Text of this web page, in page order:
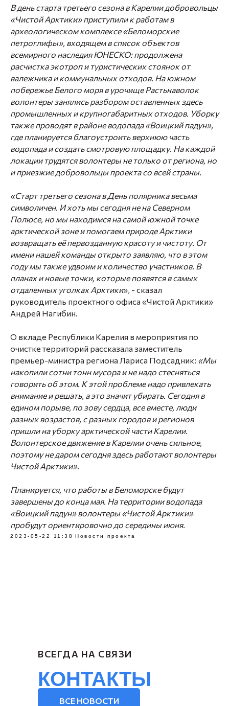
В день старта третьего сезона в Карелии добровольцы
«Чистой Арктики» приступили к работам в
археологическом комплексе «Беломорские
петроглифы», входящем в список объектов
всемирного наследия ЮНЕСКО: продолжена
расчистка экотроп и туристических стоянок от
валежника и коммунальных отходов. На южном
побережье Белого моря в урочище Растьнаволок
волонтеры занялись разбором оставленных здесь
промышленных и крупногабаритных отходов. Уборку
также проводят в районе водопада «Воицкий падун»,
где планируется благоустроить верхнюю часть
водопада и создать смотровую площадку. На каждой
локации трудятся волонтеры не только от региона, но
и приезжие добровольцы проекта со всей страны.
«Старт третьего сезона в День полярника весьма
символичен. И хоть мы сегодня не на Северном
Полюсе, но мы находимся на самой южной точке
арктической зоне и помогаем природе Арктики
возвращать её первозданную красоту и чистоту. От
имени нашей команды открыто заявляю, что в этом
году мы также удвоим и количество участников. В
планах и новые точки, которые появятся в самых
отдаленных уголках Арктики», - сказал
руководитель проектного офиса «Чистой Арктики»
Андрей Нагибин.
О вкладе Республики Карелия в мероприятия по
очистке территорий рассказала заместитель
премьер-министра региона Лариса Подсадник: «Мы
накопили сотни тонн мусора и не надо стесняться
говорить об этом. К этой проблеме надо привлекать
внимание и решать, а это значит убирать. Сегодня в
едином порыве, по зову сердца, все вместе, люди
разных возрастов, с разных городов и регионов
пришли на уборку арктической части Карелии.
Волонтерское движение в Карелии очень сильное,
поэтому не даром сегодня здесь работают волонтеры
Чистой Арктики».
Планируется, что работы в Беломорске будут
завершены до конца мая. На территории водопада
«Воицкий падун» волонтеры «Чистой Арктики»
пробудут ориентировочно до середины июня.
2023-05-22 11:38 Новости проекта
ВСЕ НОВОСТИ
КОНТАКТЫ
ВСЕГДА НА СВЯЗИ